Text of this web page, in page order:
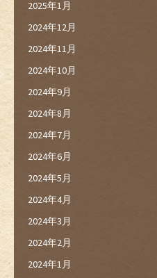
2025年1月
2024年12月
2024年11月
2024年10月
2024年9月
2024年8月
2024年7月
2024年6月
2024年5月
2024年4月
2024年3月
2024年2月
2024年1月